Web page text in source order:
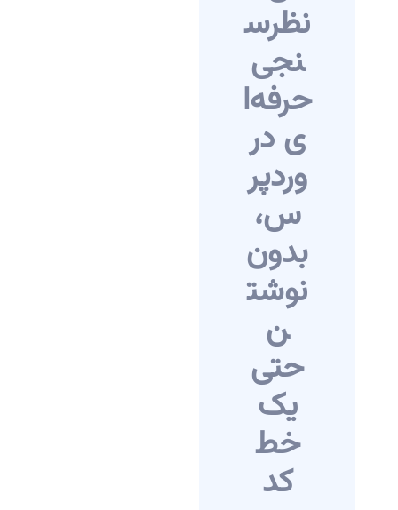
نظرس
نجی
حرفه‌ا
ی در
وردپر
س،
بدون
نوشت
ن
حتی
یک
خط
کد